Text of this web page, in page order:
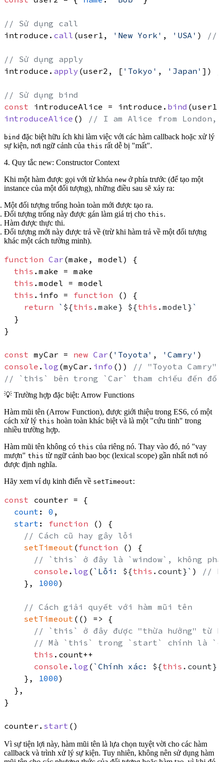
// Sử dụng call
introduce. call (user1, 'New York' , 'USA' ) //
// Sử dụng apply
introduce. apply (user2, [ 'Tokyo' , 'Japan' ])
// Sử dụng bind
const introduceAlice = introduce. bind
introduceAlice () // I am Alice from London,
bind đặc biệt hữu ích khi làm việc với các hàm callback hoặc xử lý
sự kiện, nơi ngữ cảnh của this rất dễ bị "mất".
4. Quy tắc new: Constructor Context
Khi một hàm được gọi với từ khóa new ở phía trước (để tạo một
instance của một đối tượng), những điều sau sẽ xảy ra:
Một đối tượng trống hoàn toàn mới được tạo ra.
Đối tượng trống này được gán làm giá trị cho this.
Hàm được thực thi.
Đối tượng mới này được trả về (trừ khi hàm trả về một đối tượng
khác một cách tường minh).
function Car (make, model) {
this . make = make
this . model = model
this . info = function () {
return
` ${this .make} ${this .model}`
  }
}
const myCar = new Car ( 'Toyota' , 'Camry'
console . log (myCar. info ())
// "Toyota Camry"
// `this` bên trong `Car` tham chiếu đến đối
💡 Trường hợp đặc biệt: Arrow Functions
Hàm mũi tên (Arrow Function), được giới thiệu trong ES6, có một
cách xử lý this hoàn toàn khác biệt và là một "cứu tinh" trong
nhiều trường hợp.
Hàm mũi tên không có this của riêng nó. Thay vào đó, nó "vay
mượn" this từ ngữ cảnh bao bọc (lexical scope) gần nhất nơi nó
được định nghĩa.
Hãy xem ví dụ kinh điển về setTimeout:
const counter = {
count : 0 ,
start : function () {
// Cách cũ hay gây lỗi
setTimeout (function () {
// `this` ở đây là `window`, không
console . log ( `Lỗi: ${this .count}` )
//
    },
1000)
// Cách giải quyết với hàm mũi tên
setTimeout ( () => {
// `this` ở đây được "thừa hưởng" từ
// Mà `this` trong `start` chính là
this . count++
console . log ( `Chính xác: ${this .count}
    },
1000)
  },
}
counter. start
Vì sự tiện lợi này, hàm mũi tên là lựa chọn tuyệt vời cho các hàm
callback và trình xử lý sự kiện. Tuy nhiên, không nên sử dụng hàm